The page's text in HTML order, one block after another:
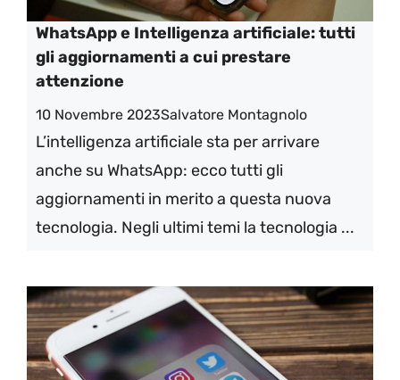
WhatsApp e Intelligenza artificiale: tutti
gli aggiornamenti a cui prestare
attenzione
10 Novembre 2023Salvatore Montagnolo
L’intelligenza artificiale sta per arrivare
anche su WhatsApp: ecco tutti gli
aggiornamenti in merito a questa nuova
tecnologia. Negli ultimi temi la tecnologia ...